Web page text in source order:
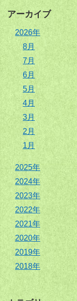
アーカイブ
2026年
8月
7月
6月
5月
4月
3月
2月
1月
2025年
2024年
2023年
2022年
2021年
2020年
2019年
2018年